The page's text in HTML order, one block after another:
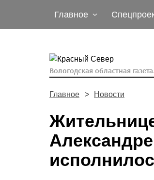
Главное
Вологодская областная газета.
Главное Новости